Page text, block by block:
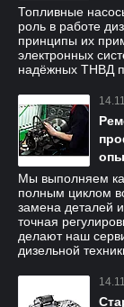
Топливные
роль в работе
принципы их
электронных
надёжных ТНВД
Мы выполняем
полным циклом
замена деталей
точная
делают наш
дизельной